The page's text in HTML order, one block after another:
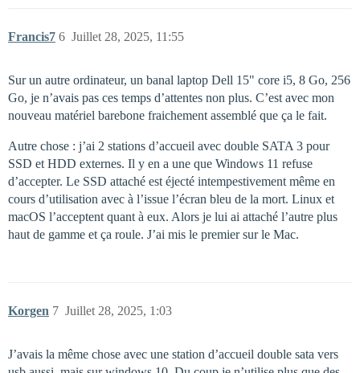
Francis7 Juillet 28, 2025, 11:55
6
Sur un autre ordinateur, un banal laptop Dell 15" core i5, 8 Go, 256
Go, je n’avais pas ces temps d’attentes non plus. C’est avec mon
nouveau matériel barebone fraichement assemblé que ça le fait.
Autre chose : j’ai 2 stations d’accueil avec double SATA 3 pour
SSD et HDD externes. Il y en a une que Windows 11 refuse
d’accepter. Le SSD attaché est éjecté intempestivement même en
cours d’utilisation avec à l’issue l’écran bleu de la mort. Linux et
macOS l’acceptent quant à eux. Alors je lui ai attaché l’autre plus
haut de gamme et ça roule. J’ai mis le premier sur le Mac.
Korgen Juillet 28, 2025, 1:03
7
J’avais la même chose avec une station d’accueil double sata vers